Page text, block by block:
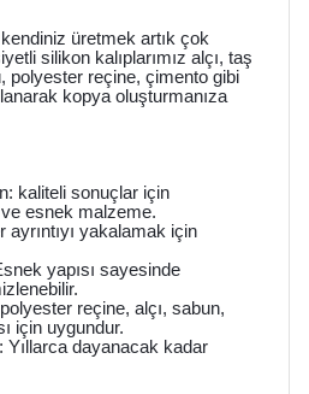
üretmek artık çok
silikon kalıplarımız alçı, taş
polyester reçine, çimento gibi
kopya oluşturmanıza
kaliteli sonuçlar için
esnek malzeme.
yakalamak için
yapısı sayesinde
reçine, alçı, sabun,
için uygundur.
Yıllarca dayanacak kadar